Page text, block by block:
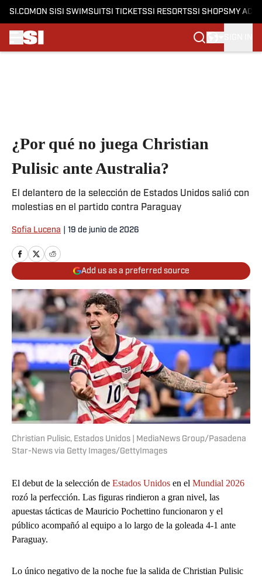
SI.COM ON SI SI SWIMSUITSI TICKETSSI RESORTSSI SHOPS MY
¿Por qué no juega Christian
Pulisic ante Australia?
El delantero de la selección de Estados Unidos salió con
molestias en el partido contra Paraguay
Sofia Lucena 19 de junio de 2026
Add us as a preferred source
Christian Pulisic, Estados Unidos | MediaNews Group/Pasadena
Star-News via Getty Images/GettyImages
El debut de la selección de Estados Unidos en el Mundial 2026
rozó la perfección. Las figuras rindieron a gran nivel, las
apuestas tácticas de Mauricio Pochettino funcionaron y el
público acompañó al equipo a lo largo de la goleada 4-1 ante
Paraguay.
Lo único negativo de la noche fue la salida de Christian Pulisic